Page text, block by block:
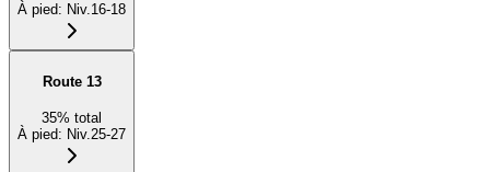
À pied: Niv.16-18
Route 13
35% total
À pied: Niv.25-27